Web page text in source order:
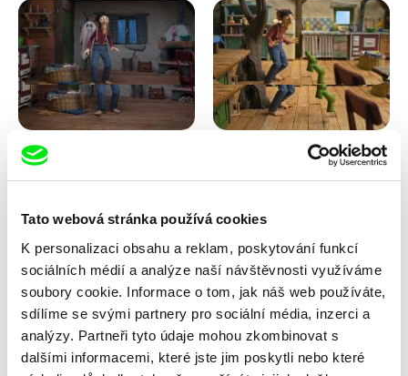
Tato webová stránka používá cookies
K personalizaci obsahu a reklam, poskytování funkcí
sociálních médií a analýze naší návštěvnosti využíváme
soubory cookie. Informace o tom, jak náš web používáte,
sdílíme se svými partnery pro sociální média, inzerci a
analýzy. Partneři tyto údaje mohou zkombinovat s
dalšími informacemi, které jste jim poskytli nebo které
Kolja Saksida
Koyaa: Strašidelná deka
Koyaa: Tancující ponožky
Kolja Saksida Maya Tiberman